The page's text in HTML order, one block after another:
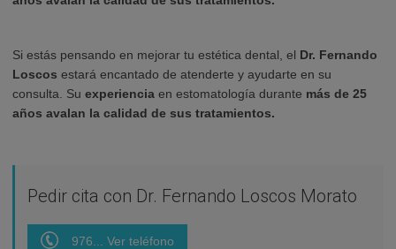
Si estás pensando en mejorar tu estética dental, el Dr. Fernando
Loscos estará encantado de atenderte y ayudarte en su
consulta. Su experiencia en estomatología durante más de 25
años avalan la calidad de sus tratamientos.
Pedir cita con Dr. Fernando Loscos Morato
976... Ver teléfono